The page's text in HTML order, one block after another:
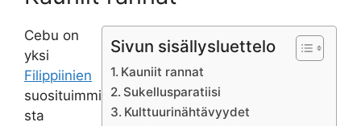
Sivun sisällysluettelo
Kauniit rannat
Sukellusparatiisi
Kulttuurinähtävyydet
Cebu on
yksi
Filippiinien
suosituimmi
sta